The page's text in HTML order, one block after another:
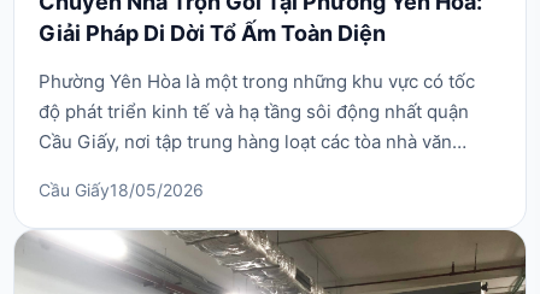
Giải Pháp Di Dời Tổ Ấm Toàn Diện
Phường Yên Hòa là một trong những khu vực có tốc
độ phát triển kinh tế và hạ tầng sôi động nhất quận
Cầu Giấy, nơi tập trung hàng loạt các tòa nhà văn
Trung Kính và các khu dân cư sầm uất ven sông Tô
Lịch. Chính vì sự đa dạng về địa hình đô thị, nhu
cầu chuyển nhà trọn gói tại phường Yên Hòa luôn đòi
Cầu Giấy18/05/2026